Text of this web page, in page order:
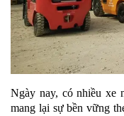
Ngày nay, có nhiều xe
mang lại sự bền vững